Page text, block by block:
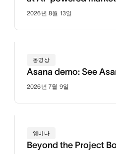
2026년 8월 13일
동영상
Asana demo: See
2026년 7월 9일
웨비나
Beyond the Project